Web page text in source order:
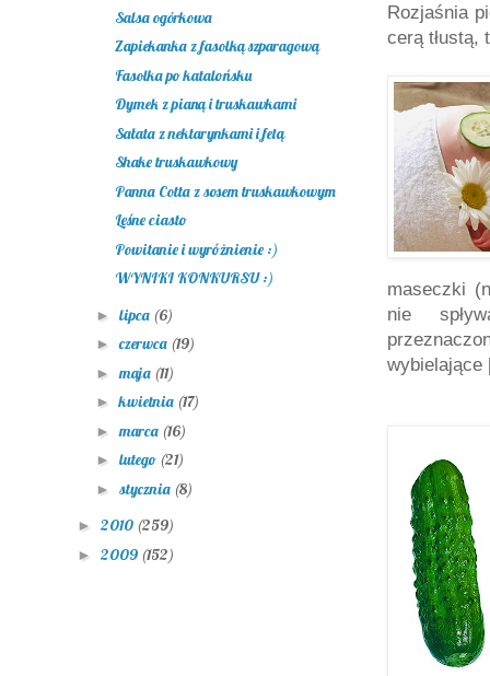
Rozjaśnia
cerą tłustą,
maseczki
nie
wybielające
Salsa ogórkowa
Zapiekanka z fasolką szparagową
Fasolka po katalońsku
Dymek z pianą i truskawkami
Sałata z nektarynkami i fetą
Shake truskawkowy
Panna Cotta z sosem truskawkowym
Leśne ciasto
Powitanie i wyróżnienie :)
WYNIKI KONKURSU :)
► lipca (6)
►czerwca (19)
► maja (11)
►kwietnia (17)
► marca (16)
► lutego (21)
► stycznia (8)
► 2010 (259)
► 2009 (152)